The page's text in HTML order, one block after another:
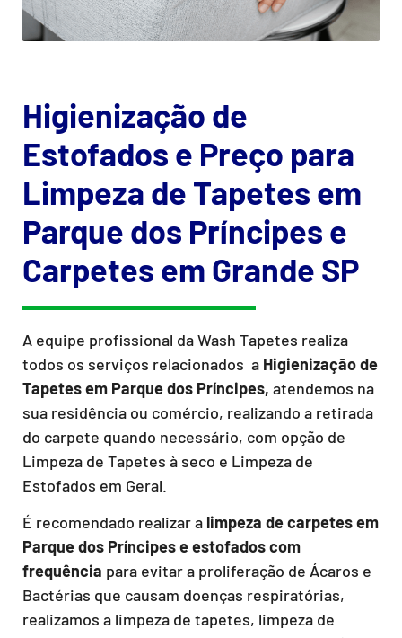
Higienização de
Estofados e Preço para
Limpeza de Tapetes em
Parque dos Príncipes e
Carpetes em Grande SP
A equipe profissional da Wash Tapetes realiza
todos os serviços relacionados a Higienização de
Tapetes em Parque dos Príncipes, atendemos na
sua residência ou comércio, realizando a retirada
do carpete quando necessário, com opção de
Limpeza de Tapetes à seco e Limpeza de
Estofados em Geral.
É recomendado realizar a limpeza de carpetes em
Parque dos Príncipes e estofados com
frequência para evitar a proliferação de Ácaros e
Bactérias que causam doenças respiratórias,
realizamos a limpeza de tapetes, limpeza de